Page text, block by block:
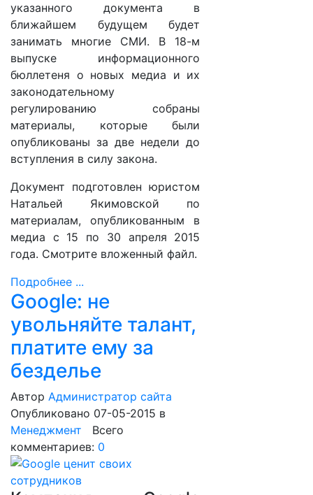
указанного документа в
ближайшем будущем будет
занимать многие СМИ. В 18-м
выпуске информационного
бюллетеня о новых медиа и их
законодательному
регулированию собраны
материалы, которые были
опубликованы за две недели до
вступления в силу закона.
Документ подготовлен юристом
Натальей Якимовской по
материалам, опубликованным в
медиа с 15 по 30 апреля 2015
года. Смотрите вложенный файл.
Подробнее ...
Google: не
увольняйте талант,
платите ему за
безделье
Автор Администратор сайта
Опубликовано 07-05-2015 в
Менеджмент Всего
комментариев: 0